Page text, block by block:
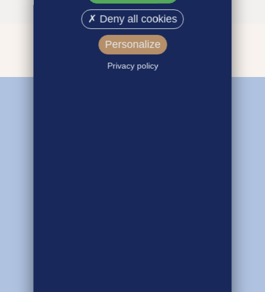
Deny all cookies
Personalize
Privacy policy